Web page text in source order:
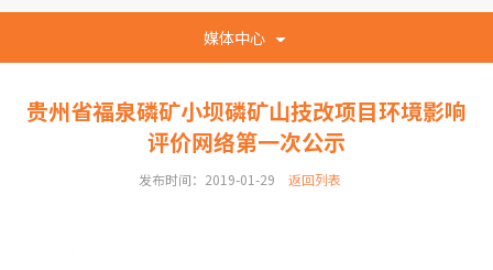
媒体中心
贵州省福泉磷矿小坝磷矿山技改项目环境影响
评价网络第一次公示
发布时间：2019-01-29 返回列表